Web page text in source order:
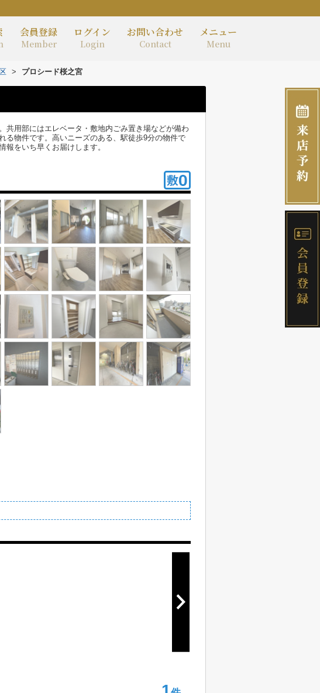
会員登録
Member
ログイン
Login
お問い合わせ
Contact
メニュー
Menu
> プロシード桜之宮
共用部にはエレベータ・敷地内ごみ置き場などが備わ
る物件です。高いニーズのある、駅徒歩9分の物件で
をいち早くお届けします。